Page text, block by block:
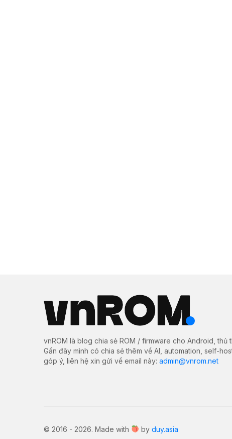
vnROM là blog chia sẻ ROM / firmware cho Android, thủ
Gần đây mình có chia sẻ thêm về AI, automation, self-
góp ý, liên hệ xin gửi về email này: admin@vnrom.net
© 2016 - 2026. Made with by duy.asia